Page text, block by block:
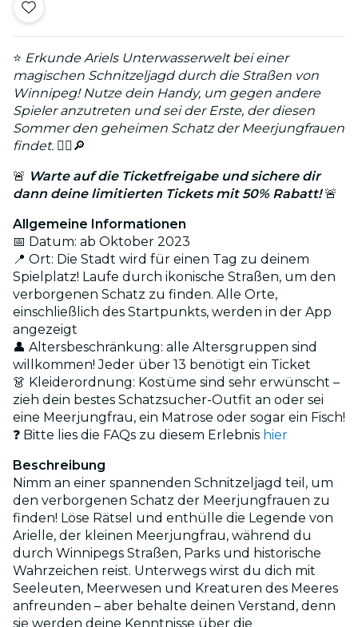
⭐ Erkunde Ariels Unterwasserwelt bei einer
magischen Schnitzeljagd durch die Straßen von
Winnipeg! Nutze dein Handy, um gegen andere
Spieler anzutreten und sei der Erste, der diesen
Sommer den geheimen Schatz der Meerjungfrauen
findet. 🧜‍♀️🔎
🚨 Warte auf die Ticketfreigabe und sichere dir
dann deine limitierten Tickets mit 50% Rabatt! 🚨
Allgemeine Informationen
📅 Datum: ab Oktober 2023
📍 Ort: Die Stadt wird für einen Tag zu deinem
Spielplatz! Laufe durch ikonische Straßen, um den
verborgenen Schatz zu finden. Alle Orte,
einschließlich des Startpunkts, werden in der App
angezeigt
👤 Altersbeschränkung: alle Altersgruppen sind
willkommen! Jeder über 13 benötigt ein Ticket
👗 Kleiderordnung: Kostüme sind sehr erwünscht –
zieh dein bestes Schatzsucher-Outfit an oder sei
eine Meerjungfrau, ein Matrose oder sogar ein Fisch!
❓ Bitte lies die FAQs zu diesem Erlebnis hier
Beschreibung
Nimm an einer spannenden Schnitzeljagd teil, um
den verborgenen Schatz der Meerjungfrauen zu
finden! Löse Rätsel und enthülle die Legende von
Arielle, der kleinen Meerjungfrau, während du
durch Winnipegs Straßen, Parks und historische
Wahrzeichen reist. Unterwegs wirst du dich mit
Seeleuten, Meerwesen und Kreaturen des Meeres
anfreunden – aber behalte deinen Verstand, denn
sie werden deine Kenntnisse über die